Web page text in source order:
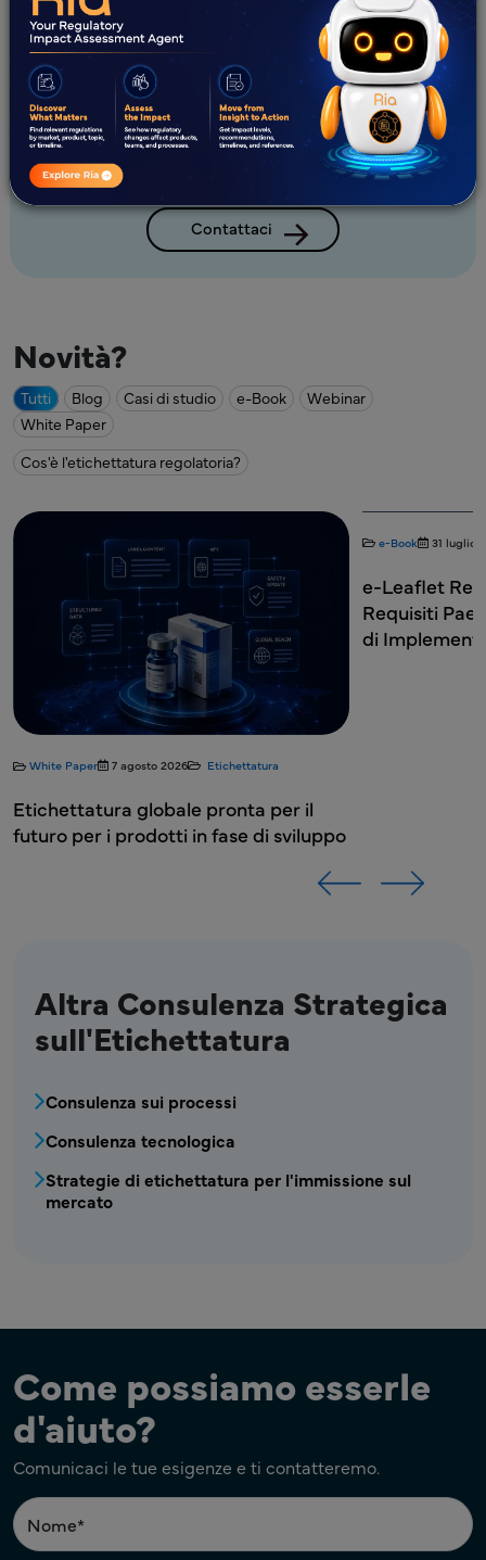
Esplora le nostre comprovate soluzioni
per l'armonizzazione e la
standardizzazione dei contenuti
Contattaci
Novità?
Tutti Blog Casi di studio e-Book
Webinar
White Paper
Cos'è l'etichettatura regolatoria?
e-Book 31 luglio 2026 Etichettatura
e-Leaflet Regolamenti Globali:
Requisiti Paese per Paese e Strategia
di Implementazione
Blog 2
Fase di
Basi
Altra Consulenza Strategica
sull'Etichettatura
MPR - Etichettatura - Menu di consulenza
Consulenza sui processi
Consulenza tecnologica
Strategie di etichettatura per l'immissione sul
mercato
Come possiamo esserle
d'aiuto?
Comunicaci le tue esigenze e ti contatteremo.